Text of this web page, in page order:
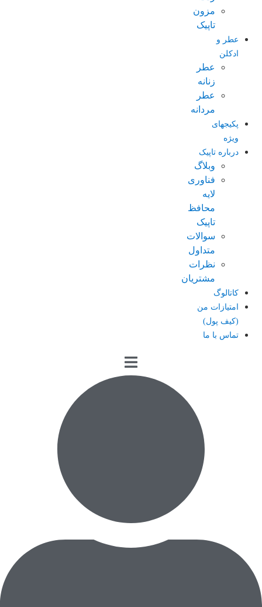
مزون
تاپیک
عطر و
ادکلن
عطر
زنانه
عطر
مردانه
پکیجهای
ویژه
درباره تاپیک
وبلاگ
فناوری
لایه
محافظ
تاپیک
سوالات
متداول
نظرات
مشتریان
کاتالوگ
امتیازات من
(کیف پول)
تماس با ما